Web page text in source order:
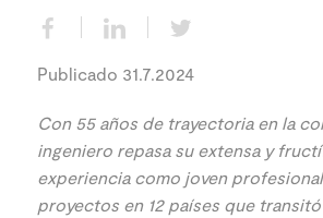
Publicado 31.7.2024
Con 55 años de trayectoria en la
ingeniero repasa su extensa y
experiencia como joven
proyectos en 12 países que